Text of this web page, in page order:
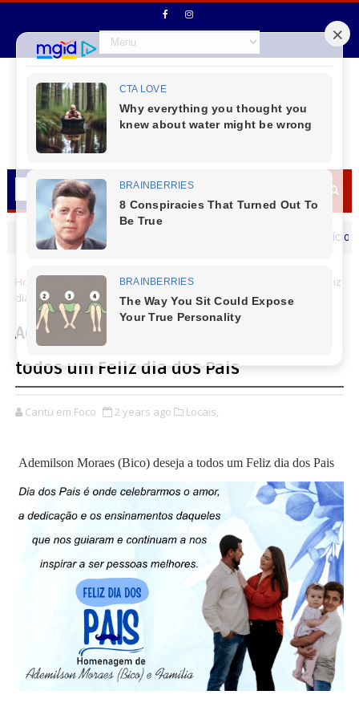
MENSAGEM DIA DOS PAIS Secretário de Fazenda Maurício
Home
Ademilson Moraes (Bico) deseja a todos um Feliz
dia dos Pais
Ademilson Moraes (Bico) deseja a
todos um Feliz dia dos Pais
Cantu em Foco 2 years ago Locais,
Ademilson Moraes (Bico) deseja a todos um Feliz dia dos Pais